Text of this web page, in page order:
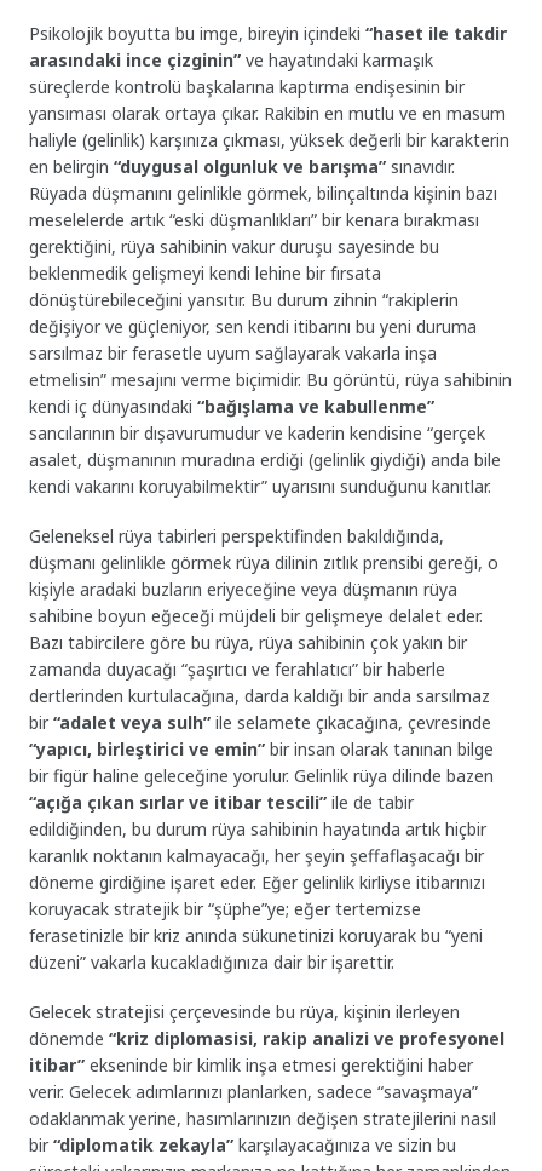
Psikolojik boyutta bu imge, bireyin içindeki“haset ile takdir
arasındaki ince çizginin” ve hayatındaki karmaşık
süreçlerde kontrolü başkalarına kaptırma endişesinin bir
yansıması olarak ortaya çıkar. Rakibin en mutlu ve en masum
haliyle (gelinlik) karşınıza çıkması, yüksek değerli bir karakterin
en belirgin“duygusal olgunluk ve barışma” sınavıdır.
Rüyada düşmanını gelinlikle görmek, bilinçaltında kişinin bazı
meselelerde artık “eski düşmanlıkları” bir kenara bırakması
gerektiğini, rüya sahibinin vakur duruşu sayesinde bu
beklenmedik gelişmeyi kendi lehine bir fırsata
dönüştürebileceğini yansıtır. Bu durum zihnin “rakiplerin
değişiyor ve güçleniyor, sen kendi itibarını bu yeni duruma
sarsılmaz bir ferasetle uyum sağlayarak vakarla inşa
etmelisin” mesajını verme biçimidir. Bu görüntü, rüya sahibinin
kendi iç dünyasındaki“bağışlama ve kabullenme”
sancılarının bir dışavurumudur ve kaderin kendisine “gerçek
asalet, düşmanının muradına erdiği (gelinlik giydiği) anda bile
kendi vakarını koruyabilmektir” uyarısını sunduğunu kanıtlar.
Geleneksel rüya tabirleri perspektifinden bakıldığında,
düşmanı gelinlikle görmek rüya dilinin zıtlık prensibi gereği, o
kişiyle aradaki buzların eriyeceğine veya düşmanın rüya
sahibine boyun eğeceği müjdeli bir gelişmeye delalet eder.
Bazı tabircilere göre bu rüya, rüya sahibinin çok yakın bir
zamanda duyacağı “şaşırtıcı ve ferahlatıcı” bir haberle
dertlerinden kurtulacağına, darda kaldığı bir anda sarsılmaz
bir“adalet veya sulh” ile selamete çıkacağına, çevresinde
“yapıcı, birleştirici ve emin” bir insan olarak tanınan bilge
bir figür haline geleceğine yorulur. Gelinlik rüya dilinde bazen
“açığa çıkan sırlar ve itibar tescili” ile de tabir
edildiğinden, bu durum rüya sahibinin hayatında artık hiçbir
karanlık noktanın kalmayacağı, her şeyin şeffaflaşacağı bir
döneme girdiğine işaret eder. Eğer gelinlik kirliyse itibarınızı
koruyacak stratejik bir “şüphe”ye; eğer tertemizse
ferasetinizle bir kriz anında sükunetinizi koruyarak bu “yeni
düzeni” vakarla kucakladığınıza dair bir işarettir.
Gelecek stratejisi çerçevesinde bu rüya, kişinin ilerleyen
dönemde“kriz diplomasisi, rakip analizi ve profesyonel
itibar” ekseninde bir kimlik inşa etmesi gerektiğini haber
verir. Gelecek adımlarınızı planlarken, sadece “savaşmaya”
odaklanmak yerine, hasımlarınızın değişen stratejilerini nasıl
bir“diplomatik zekayla” karşılayacağınıza ve sizin bu